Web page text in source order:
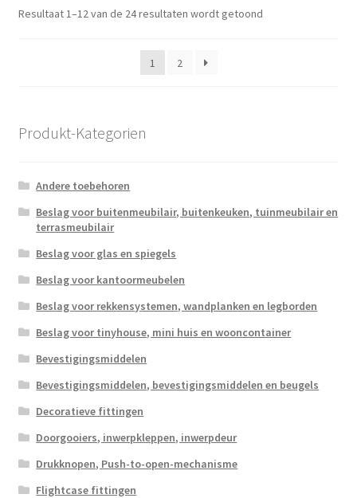
Resultaat 1–12 van de 24 resultaten wordt getoondGesorteerd
1
2
Produkt-Kategorien
Andere toebehoren
Beslag voor buitenmeubilair, buitenkeuken, tuinmeubilair en
terrasmeubilair
Beslag voor glas en spiegels
Beslag voor kantoormeubelen
Beslag voor rekkensystemen, wandplanken en legborden
Beslag voor tinyhouse, mini huis en wooncontainer
Bevestigingsmiddelen
Bevestigingsmiddelen, bevestigingsmiddelen en beugels
Decoratieve fittingen
Doorgooiers, inwerpkleppen, inwerpdeur
Drukknopen, Push-to-open-mechanisme
Flightcase fittingen